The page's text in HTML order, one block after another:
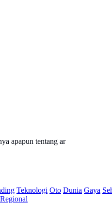
apapun tentang artikel ini..
Teknologi Oto Dunia Gaya
Regional